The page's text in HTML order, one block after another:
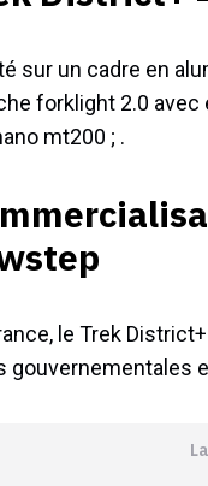
sur un cadre en
forklight 2.0 avec
mt200 ; .
le Trek
gouvernementales